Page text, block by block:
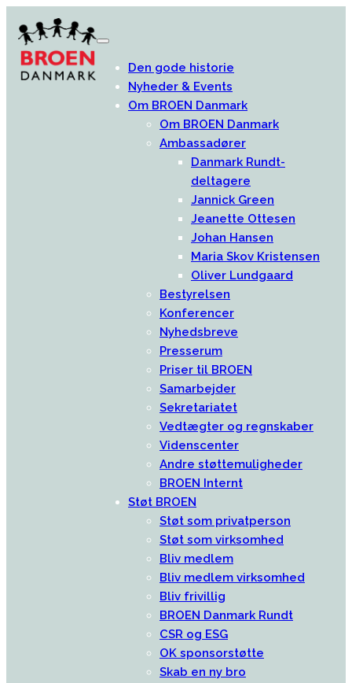
Den gode historie
Nyheder & Events
Om BROEN Danmark
Om BROEN Danmark
Ambassadører
Danmark Rundt-
deltagere
Jannick Green
Jeanette Ottesen
Johan Hansen
Maria Skov Kristensen
Oliver Lundgaard
Bestyrelsen
Konferencer
Nyhedsbreve
Presserum
Priser til BROEN
Samarbejder
Sekretariatet
Vedtægter og regnskaber
Videnscenter
Andre støttemuligheder
BROEN Internt
Støt BROEN
Støt som privatperson
Støt som virksomhed
Bliv medlem
Bliv medlem virksomhed
Bliv frivillig
BROEN Danmark Rundt
CSR og ESG
OK sponsorstøtte
Skab en ny bro